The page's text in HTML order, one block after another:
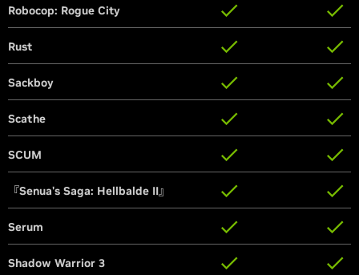
Robocop: Rogue City
Rust
Sackboy
Scathe
SCUM
『Senua's Saga: Hellbalde II』
Serum
Shadow Warrior 3
Robocop: Rogue City
Rust
Sackboy
Scathe
SCUM
『Senua's Saga: Hellbalde II』
Serum
Shadow Warrior 3